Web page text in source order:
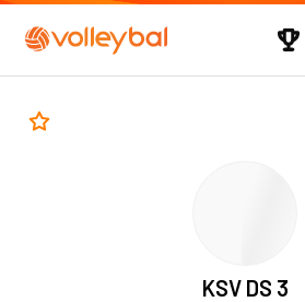
KSV DS 3